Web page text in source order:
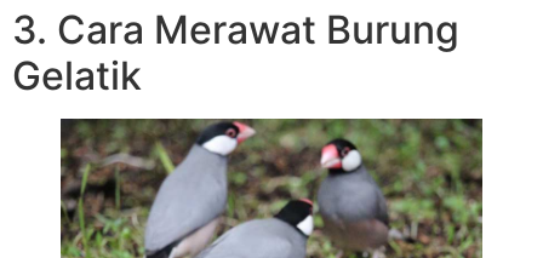
3. Cara Merawat Burung
Gelatik